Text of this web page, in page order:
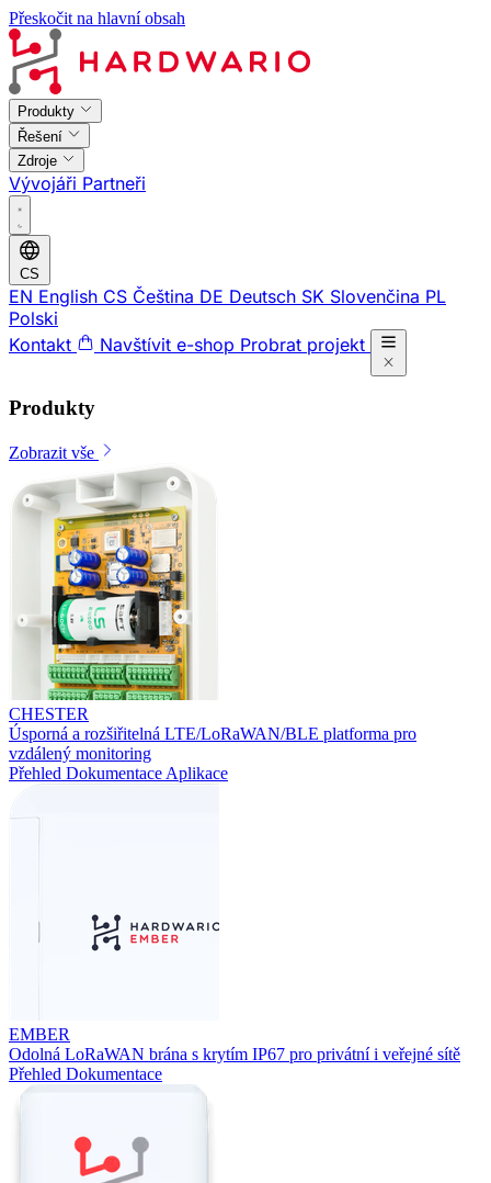
Přeskočit na hlavní obsah
Produkty
Řešení
Zdroje
Vývojáři Partneři
CS
EN English CS Čeština DE Deutsch SK Slovenčina PL
Polski
Kontakt
Navštívit e-shop Probrat projekt
Produkty
Zobrazit vše
CHESTER
Úsporná a rozšiřitelná LTE/LoRaWAN/BLE platforma pro
vzdálený monitoring
Přehled Dokumentace Aplikace
EMBER
Odolná LoRaWAN brána s krytím IP67 pro privátní i veřejné sítě
Přehled Dokumentace